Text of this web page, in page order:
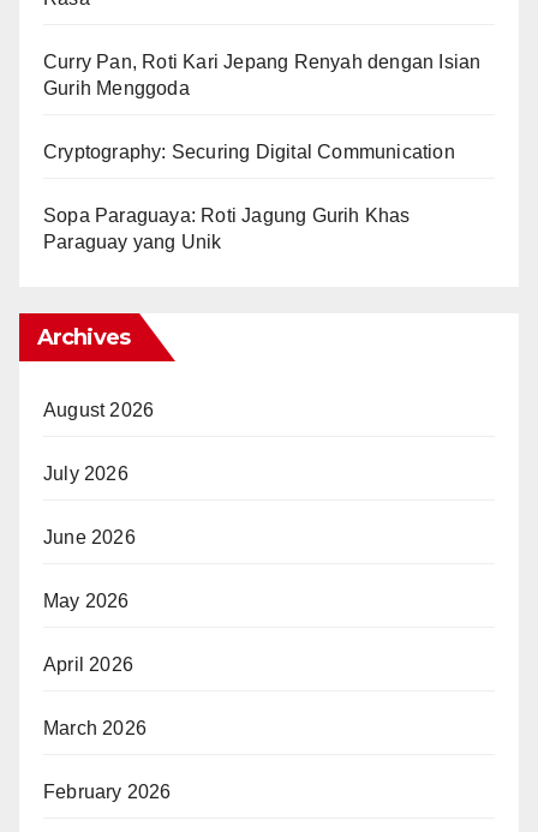
Curry Pan, Roti Kari Jepang Renyah dengan Isian
Gurih Menggoda
Cryptography: Securing Digital Communication
Sopa Paraguaya: Roti Jagung Gurih Khas
Paraguay yang Unik
Archives
August 2026
July 2026
June 2026
May 2026
April 2026
March 2026
February 2026